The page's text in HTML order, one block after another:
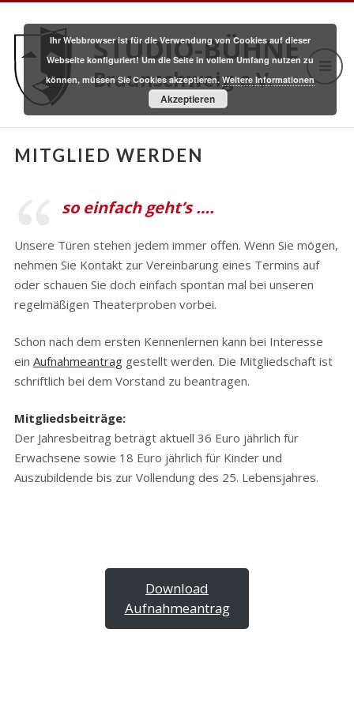
STUDIO-BÜHNE
Braunschweig e.V.
MITGLIED WERDEN
so einfach geht’s ….
Unsere Türen stehen jedem immer offen. Wenn Sie mögen,
nehmen Sie Kontakt zur Vereinbarung eines Termins auf
oder schauen Sie doch einfach spontan mal bei unseren
regelmäßigen Theaterproben vorbei.
Schon nach dem ersten Kennenlernen kann bei Interesse
ein Aufnahmeantraggestellt werden. Die Mitgliedschaft ist
schriftlich bei dem Vorstand zu beantragen.
Mitgliedsbeiträge:
Der Jahresbeitrag beträgt aktuell 36 Euro jährlich für
Erwachsene sowie 18 Euro jährlich für Kinder und
Auszubildende bis zur Vollendung des 25. Lebensjahres.
Download
Aufnahmeantrag
Ihr Webbrowser ist für die Verwendung von Cookies auf dieser
Webseite konfiguriert! Um die Seite in vollem Umfang nutzen zu
können, müssen Sie Cookies akzeptieren. Weitere Informationen
Akzeptieren